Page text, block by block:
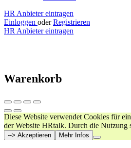
HR Anbieter eintragen
Einloggen oder Registrieren
HR Anbieter eintragen
Warenkorb
Diese Website verwendet Cookies für
der Website HRtalk. Durch die Nutzung
--> Akzeptieren Mehr Infos